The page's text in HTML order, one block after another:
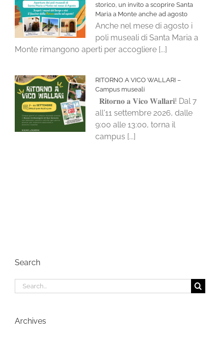
storico, un invito a scoprire Santa
Maria a Monte anche ad agosto
Anche nel mese di agosto i
poli museali di Santa Maria a
Monte rimangono aperti per accogliere [...]
RITORNO A VICO WALLARI –
Campus museali
𝐑𝐢𝐭𝐨𝐫𝐧𝐨 𝐚 𝐕𝐢𝐜𝐨 𝐖𝐚𝐥𝐥𝐚𝐫𝐢! Dal 7
all'11 settembre 2026, dalle
9:00 alle 13:00, torna il
campus [...]
Search
Search
for:
Archives